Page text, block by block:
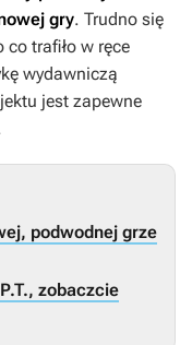
gry. Trudno się
co trafiło w ręce
wydawniczą
jest zapewne
podwodnej grze
zobaczcie